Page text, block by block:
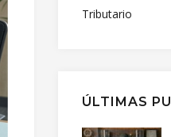
Tributario
ÚLTIMAS